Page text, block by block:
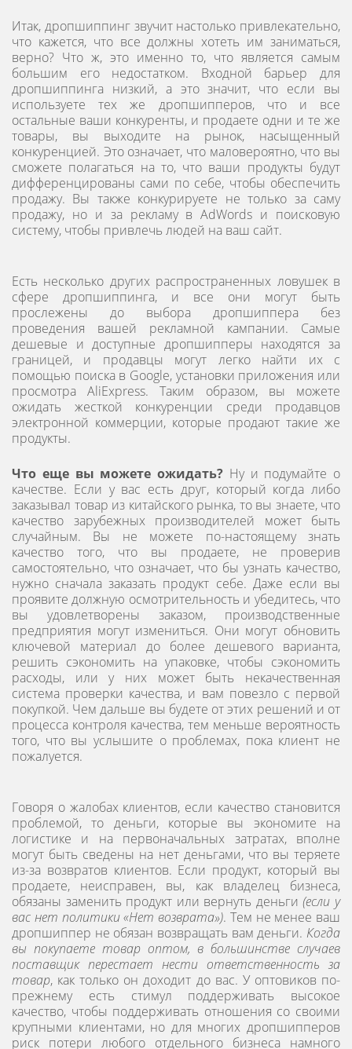
Итак, дропшиппинг звучит настолько привлекательно,
что кажется, что все должны хотеть им заниматься,
верно? Что ж, это именно то, что является самым
большим его недостатком. Входной барьер для
дропшиппинга низкий, а это значит, что если вы
используете тех же дропшипперов, что и все
остальные ваши конкуренты, и продаете одни и те же
товары, вы выходите на рынок, насыщенный
конкуренцией. Это означает, что маловероятно, что вы
сможете полагаться на то, что ваши продукты будут
дифференцированы сами по себе, чтобы обеспечить
продажу. Вы также конкурируете не только за саму
продажу, но и за рекламу в AdWords и поисковую
систему, чтобы привлечь людей на ваш сайт.
Есть несколько других распространенных ловушек в
сфере дропшиппинга, и все они могут быть
прослежены до выбора дропшиппера без
проведения вашей рекламной кампании. Самые
дешевые и доступные дропшипперы находятся за
границей, и продавцы могут легко найти их с
помощью поиска в Google, установки приложения или
просмотра AliExpress. Таким образом, вы можете
ожидать жесткой конкуренции среди продавцов
электронной коммерции, которые продают такие же
продукты.
Что еще вы можете ожидать? Ну и подумайте о
качестве. Если у вас есть друг, который когда либо
заказывал товар из китайского рынка, то вы знаете, что
качество зарубежных производителей может быть
случайным. Вы не можете по-настоящему знать
качество того, что вы продаете, не проверив
самостоятельно, что означает, что бы узнать качество,
нужно сначала заказать продукт себе. Даже если вы
проявите должную осмотрительность и убедитесь, что
вы удовлетворены заказом, производственные
предприятия могут измениться. Они могут обновить
ключевой материал до более дешевого варианта,
решить сэкономить на упаковке, чтобы сэкономить
расходы, или у них может быть некачественная
система проверки качества, и вам повезло с первой
покупкой. Чем дальше вы будете от этих решений и от
процесса контроля качества, тем меньше вероятность
того, что вы услышите о проблемах, пока клиент не
пожалуется.
Говоря о жалобах клиентов, если качество становится
проблемой, то деньги, которые вы экономите на
логистике и на первоначальных затратах, вполне
могут быть сведены на нет деньгами, что вы теряете
из-за возвратов клиентов. Если продукт, который вы
продаете, неисправен, вы, как владелец бизнеса,
обязаны заменить продукт или вернуть деньги (если у
вас нет политики «Нет возврата»). Тем не менее ваш
дропшиппер не обязан возвращать вам деньги. Когда
вы покупаете товар оптом, в большинстве случаев
поставщик перестает нести ответственность за
товар, как только он доходит до вас. У оптовиков по-
прежнему есть стимул поддерживать высокое
качество, чтобы поддерживать отношения со своими
крупными клиентами, но для многих дропшипперов
риск потери любого отдельного бизнеса намного